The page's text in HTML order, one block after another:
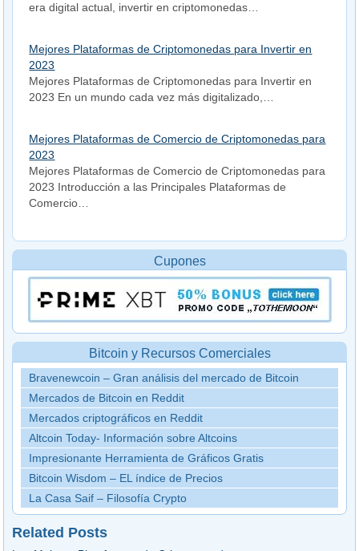
era digital actual, invertir en criptomonedas…
Mejores Plataformas de Criptomonedas para Invertir en
2023
Mejores Plataformas de Criptomonedas para Invertir en
2023 En un mundo cada vez más digitalizado,…
Mejores Plataformas de Comercio de Criptomonedas para
2023
Mejores Plataformas de Comercio de Criptomonedas para
2023 Introducción a las Principales Plataformas de
Comercio…
Cupones
Bitcoin y Recursos Comerciales
Bravenewcoin – Gran análisis del mercado de Bitcoin
Mercados de Bitcoin en Reddit
Mercados criptográficos en Reddit
Altcoin Today- Información sobre Altcoins
Impresionante Herramienta de Gráficos Gratis
Bitcoin Wisdom – EL índice de Precios
La Casa Saif – Filosofía Crypto
Related Posts